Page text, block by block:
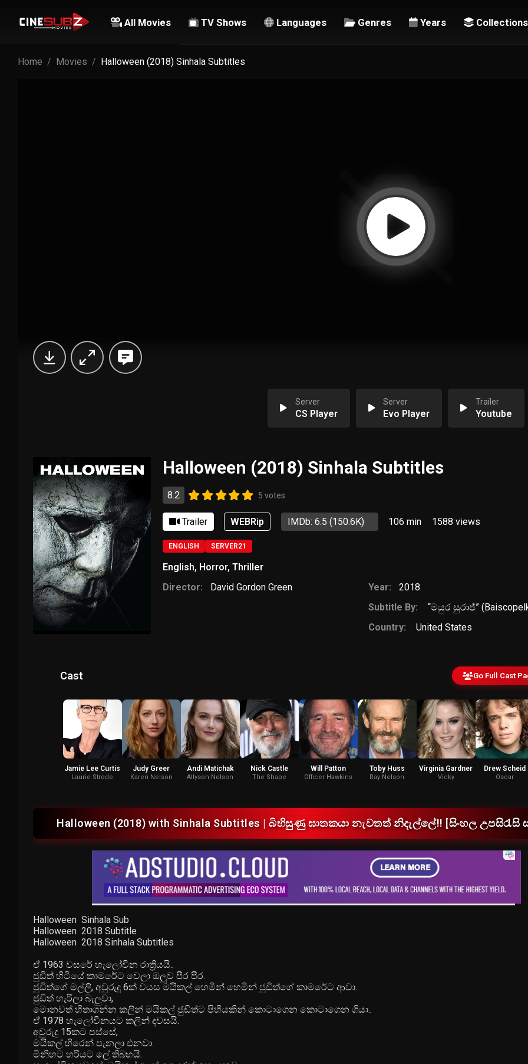
All Movies TV Shows Languages Genres Years Collections
Home Movies Halloween (2018) Sinhala Subtitles
Server
CS Player
Server
Evo Player
Trailer
Youtube
Halloween (2018) Sinhala Subtitles
8.2 5 votes
Trailer WEBRip IMDb: 6.5 (150.6K) 106 min 1588 views
ENGLISH SERVER21
English, Horror, Thriller
Director:
David Gordon Green Year:
2018
Subtitle By:
“මයුර සුරාජ්”
Country:
United States
Cast Go Full Cast
Jamie Lee Curtis
Laurie Strode
Judy Greer
Karen Nelson
Andi Matichak
Allyson Nelson
Nick Castle
The Shape
Will Patton
Officer Hawkins
Toby Huss
Ray Nelson
Virginia Gardner
Vicky
Drew Scheid
Oscar
Halloween (2018) with Sinhala Subtitles | බිහිසුණු ඝාතකයා නැවතත් නිදැල්ලේ!! [සිංහල උපසිරැසි
Halloween Sinhala Sub
Halloween 2018 Subtitle
Halloween 2018 Sinhala Subtitles
ඒ 1963 වසරේ හැලෝවීන රාත්‍රියයි..
ජුඩිත් හිටියේ කාමරේට වෙලා ඔලුව පීර පීර.
ජුඩිත්ගේ මල්ලි, අවුරුදු 6ක් වයස මයිකල් හෙමින් හෙමින් ජුඩිත්ගේ කාමරේට ආවා.
ජුඩිත් හැරිලා බැලුවා,
මොනවත් හිතාගන්න කලින් මයිකල් ජුඩිත්ට පිහියකින් කොටාගෙන කොටාගෙන ගියා..
ඒ 1978 හැලෝවීනයට කලින් දවසයි.
අවුරුදු 15කට පස්සේ,
මයිකල් හිරෙන් පැනලා එනවා.
මිනිහට හරියට ලේ තිබහයි.